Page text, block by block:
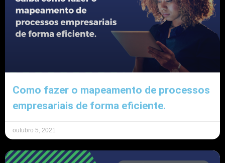
Como fazer o mapeamento de processos
empresariais de forma eficiente.
outubro 5, 2021